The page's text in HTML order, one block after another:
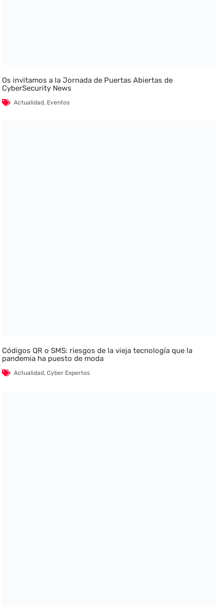
Os invitamos a la Jornada de Puertas Abiertas de
CyberSecurity News
Actualidad, Eventos
Códigos QR o SMS: riesgos de la vieja tecnología que la
pandemia ha puesto de moda
Actualidad,Cyber Expertos